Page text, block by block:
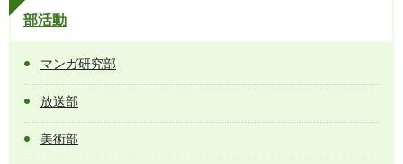
部活動
マンガ研究部
放送部
美術部